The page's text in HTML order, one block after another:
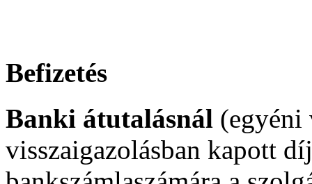
Befizetés
Banki átutalásnál (egyéni
visszaigazolásban kapott